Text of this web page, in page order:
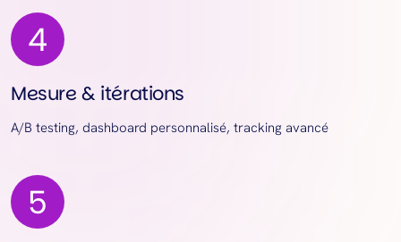
Mesure & itérations
A/B testing, dashboard personnalisé, tracking avancé